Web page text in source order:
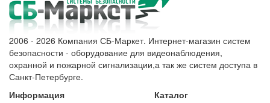
2006 - 2026 Компания СБ-Маркет. Интернет-магазин систем
безопасности - оборудование для видеонаблюдения,
охранной и пожарной сигнализации,а так же систем доступа в
Санкт-Петербурге.
Информация
Каталог